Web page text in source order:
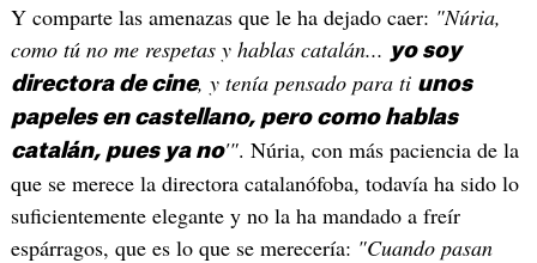
Y comparte las amenazas que le ha dejado caer: "Núria,
como tú no me respetas y hablas catalán... yo soy
directora de cine, y tenía pensado para ti unos
papeles en castellano, pero como hablas
catalán, pues ya no'". Núria, con más paciencia de la
que se merece la directora catalanófoba, todavía ha sido lo
suficientemente elegante y no la ha mandado a freír
espárragos, que es lo que se merecería: "Cuando pasan